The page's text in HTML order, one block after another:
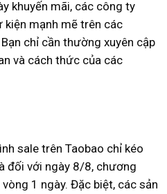
khuyến mãi, các công ty
mạnh mẽ trên các
chỉ cần thường xuyên cập
và cách thức của các
sale trên Taobao chỉ kéo
đối với ngày 8/8, chương
1 ngày. Đặc biệt, các sản